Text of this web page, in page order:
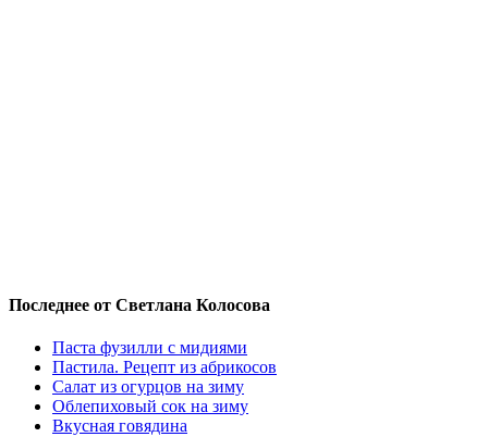
Последнее от Светлана Колосова
Паста фузилли с мидиями
Пастила. Рецепт из абрикосов
Салат из огурцов на зиму
Облепиховый сок на зиму
Вкусная говядина